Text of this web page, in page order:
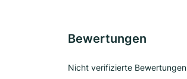
Bewertungen
Nicht verifizierte Bewertungen